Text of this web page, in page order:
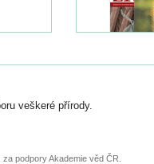
veškeré přírody.
podpory Akademie věd ČR.